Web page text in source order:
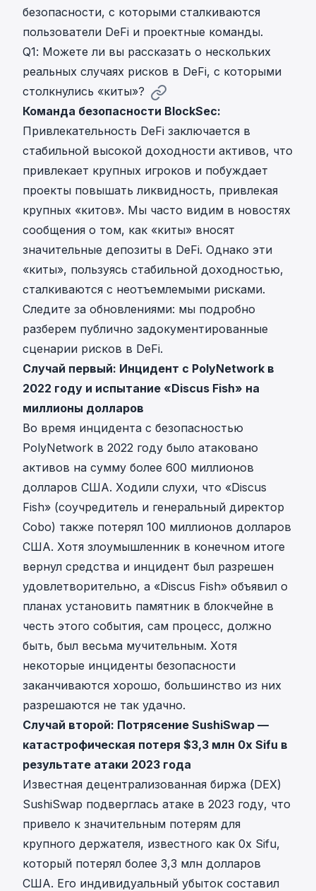
безопасности, с которыми сталкиваются
пользователи DeFi и проектные команды.
Q1: Можете ли вы рассказать о нескольких
реальных случаях рисков в DeFi, с которыми
столкнулись «киты»?
Команда безопасности BlockSec:
Привлекательность DeFi заключается в
стабильной высокой доходности активов, что
привлекает крупных игроков и побуждает
проекты повышать ликвидность, привлекая
крупных «китов». Мы часто видим в новостях
сообщения о том, как «киты» вносят
значительные депозиты в DeFi. Однако эти
«киты», пользуясь стабильной доходностью,
сталкиваются с неотъемлемыми рисками.
Следите за обновлениями: мы подробно
разберем публично задокументированные
сценарии рисков в DeFi.
Случай первый: Инцидент с PolyNetwork в
2022 году и испытание «Discus Fish» на
миллионы долларов
Во время инцидента с безопасностью
PolyNetwork в 2022 году было атаковано
активов на сумму более 600 миллионов
долларов США. Ходили слухи, что «Discus
Fish» (соучредитель и генеральный директор
Cobo) также потерял 100 миллионов долларов
США. Хотя злоумышленник в конечном итоге
вернул средства и инцидент был разрешен
удовлетворительно, а «Discus Fish» объявил о
планах установить памятник в блокчейне в
честь этого события, сам процесс, должно
быть, был весьма мучительным. Хотя
некоторые инциденты безопасности
заканчиваются хорошо, большинство из них
разрешаются не так удачно.
Случай второй: Потрясение SushiSwap —
катастрофическая потеря $3,3 млн 0x Sifu в
результате атаки 2023 года
Известная децентрализованная биржа (DEX)
SushiSwap подверглась атаке в 2023 году, что
привело к значительным потерям для
крупного держателя, известного как 0x Sifu,
который потерял более 3,3 млн долларов
США. Его индивидуальный убыток составил